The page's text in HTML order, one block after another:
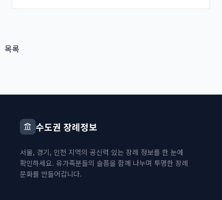
목록
account_balance 수도권 장례정보
서울, 경기, 인천 지역의 공신력 있는 장례 정보를 한 눈에
확인하세요. 유가족분들의 슬픔을 함께 나누며 투명한 장례
문화를 만들어갑니다.